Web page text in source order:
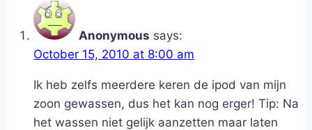
Anonymous says:
October 15, 2010 at 8:00 am
Ik heb zelfs meerdere keren de ipod van mijn
zoon gewassen, dus het kan nog erger! Tip: Na
het wassen niet gelijk aanzetten maar laten